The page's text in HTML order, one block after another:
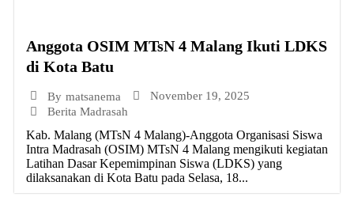
Anggota OSIM MTsN 4 Malang Ikuti LDKS
di Kota Batu
By matsanema
November 19, 2025
Berita Madrasah
Kab. Malang (MTsN 4 Malang)-Anggota Organisasi Siswa
Intra Madrasah (OSIM) MTsN 4 Malang mengikuti kegiatan
Latihan Dasar Kepemimpinan Siswa (LDKS) yang
dilaksanakan di Kota Batu pada Selasa, 18...